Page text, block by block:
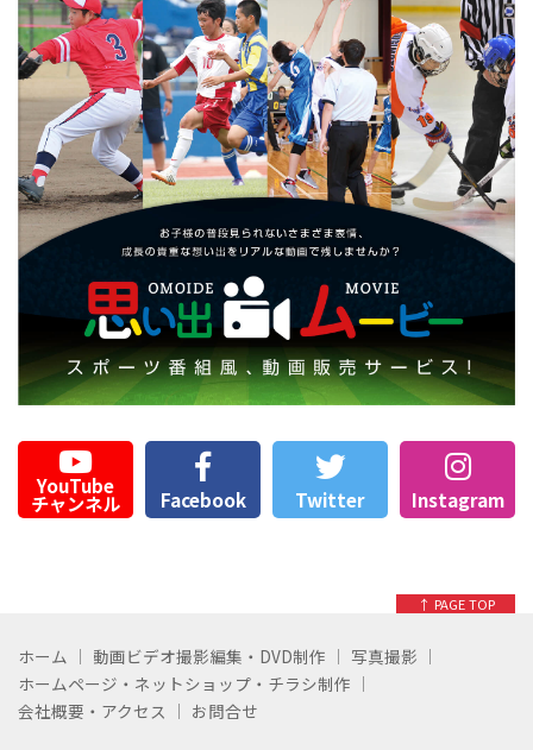
YouTube
チャンネル Facebook Twitter Instagram
↑ PAGE TOP
ホーム 動画ビデオ撮影編集・DVD制作
写真撮影
ホームページ・ネットショップ・チラシ制作
会社概要・アクセス
お問合せ